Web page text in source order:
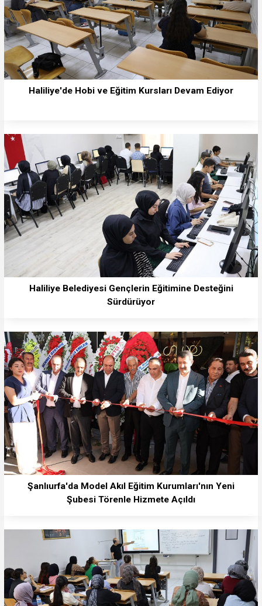
Haliliye'de Hobi ve Eğitim Kursları Devam Ediyor
Haliliye Belediyesi Gençlerin Eğitimine Desteğini
Sürdürüyor
Şanlıurfa'da Model Akıl Eğitim Kurumları'nın Yeni
Şubesi Törenle Hizmete Açıldı